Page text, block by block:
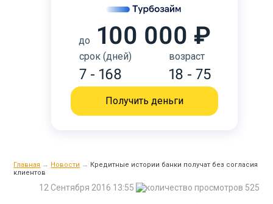
до 100 000 ₽
срок (дней)
7 - 168
возраст
18 - 75
Получить деньги
Главная → Новости → Кредитные истории банки получат без согласия
клиентов
525
12 Сентября 2016 13:55